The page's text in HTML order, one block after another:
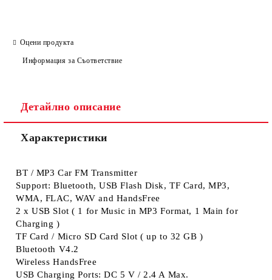
Оцени продукта
Информация за Съответствие
Детайлно описание
Характеристики
BT / MP3 Car FM Transmitter
Support: Bluetooth, USB Flash Disk, TF Card, MP3,
WMA, FLAC, WAV and HandsFree
2 x USB Slot ( 1 for Music in MP3 Format, 1 Main for
Charging )
TF Card / Micro SD Card Slot ( up to 32 GB )
Bluetooth V4.2
Wireless HandsFree
USB Charging Ports: DC 5 V / 2.4 A Max.